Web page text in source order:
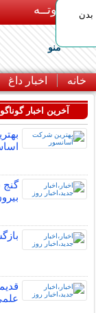
بـیتوتــه
منو
خانه اخبار داغ
آخرین اخبار
اساس 10